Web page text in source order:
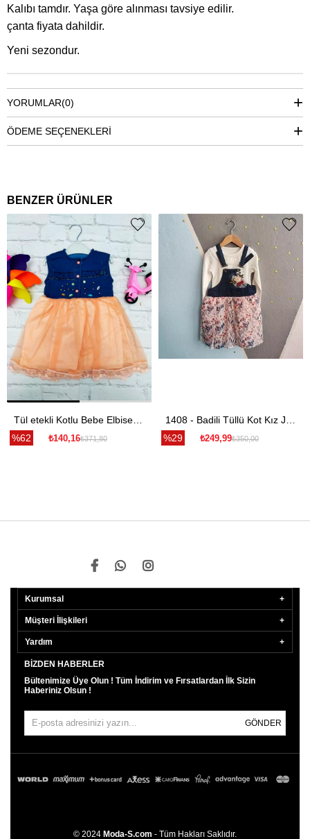
Kalıbı tamdır. Yaşa göre alınması tavsiye edilir.
çanta fiyata dahildir.
Yeni sezondur.
YORUMLAR(0)
ÖDEME SEÇENEKLERI
BENZER ÜRÜNLER
₺140,16₺371,80
%62 ₺249,99₺350,00
%29
Kurumsal
Müşteri İlişkileri
Yardım
BIZDEN HABERLER
Bültenimize Üye Olun ! Tüm İndirim ve Fırsatlardan İlk Sizin
Haberiniz Olsun !
GÖNDER
© 2024 Moda-S.com - Tüm Hakları Saklıdır.